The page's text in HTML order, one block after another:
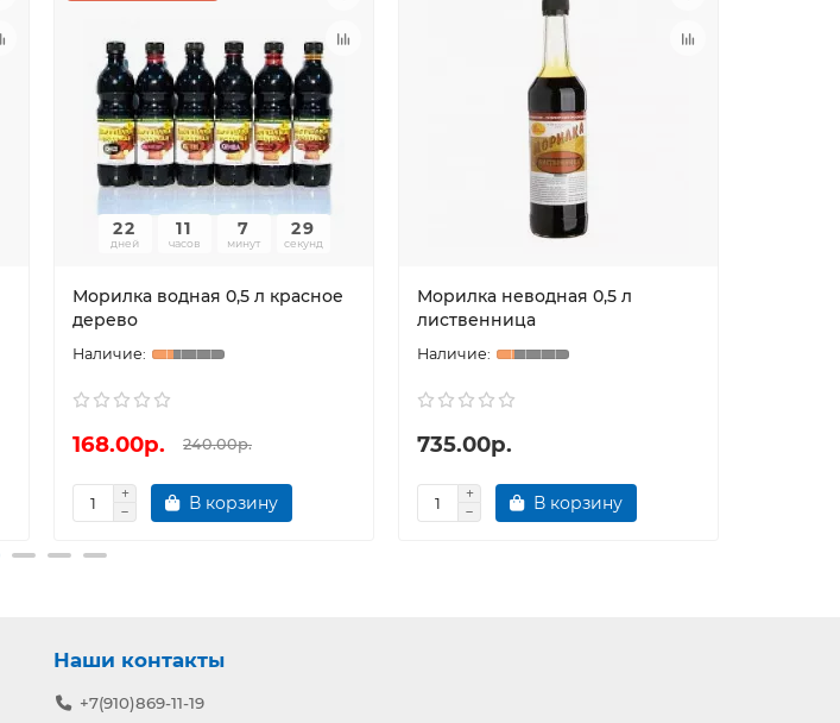
22
дней
11
часов
7
минут
28
секунд
Морилка водная 0,5 л красное
дерево
168.00р. 240.00р.
В корзину
Морилка неводная 0,5 л
лиственница
735.00р.
В корзину
Наши контакты
+7(910)869-11-19